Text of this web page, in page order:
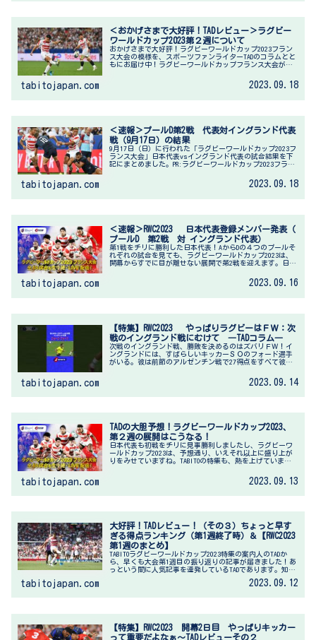
＜おかげさまで大好評！TADレビュー＞ラグビー
ワールドカップ2023第２週について
おかげさまで大好評！ラグビーワールドカップ2023フラン
ス大会の模様を、スポーツファンライターTADのコラムとと
もにお届け中！ラグビーワールドカップフランス大会が始
tabitojapan.com 2023.09.18
＜速報＞プールD第2戦 代表対イングランド代表
戦（9月17日）の結果
9月17日（日）に行われた「ラグビーワールドカップ2023フ
ランス大会」日本代表vsイングランド代表の試合結果を下
記にまとめました。PR:ラグビーワールドカップ2023フラン
tabitojapan.com 2023.09.18
＜速報＞RWC2023 日本代表登録メンバー発表（
プールD 第2戦 対 イングランド代表）
第1戦をチリに勝利した日本代表！AからDの４つのプールそ
れぞれの試合を見ても、ラグビーワールドカップ2023は、
開幕からすでに目が離せない展開で第2戦を迎えます。日本
tabitojapan.com 2023.09.16
【特集】RWC2023 やっぱりラグビーはＦＷ：次
戦のイングランド戦にむけて ―TADコラム―
次戦のイングランド戦、勝敗を決めるのはズバリＦＷ！イ
ングランドには、すばらしいキッカーＳＯのフォード選手
がいる。彼は前節のアルゼンチン戦で27得点をすべて彼の
tabitojapan.com 2023.09.14
TADの大胆予想！ラグビーワールドカップ2023、
第２週の展開はこうなる！
日本代表も初戦をチリに見事勝利しましたし、ラグビーワ
ールドカップ2023は、予想通り、いえそれ以上に盛り上が
りをみせていますね。TABITOの特集も、熱を上げていま
tabitojapan.com 2023.09.13
大好評！TADレビュー！（その３）ちょっと早す
ぎる得点ランキング（第1週終了時）＆【RWC2023
第1週のまとめ】
TABITOラグビーワールドカップ2023特集の案内人のTADか
ら、早くも大会第1週目の振り返りの記事が届きました！あ
っという間に人気記事を連発しているTADであります。知れ
tabitojapan.com 2023.09.12
【特集】RWC2023 開幕2日目 やっぱりキッカー
って重要だよなぁ～TADレビューその２